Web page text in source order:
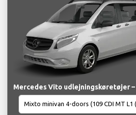
Mercedes Vito udlejningskøretøjer